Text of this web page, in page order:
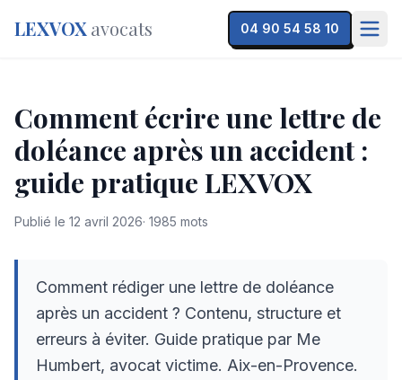
LEXVOX avocats 04 90 54 58 10
Comment écrire une lettre de
doléance après un accident :
guide pratique LEXVOX
Publié le 12 avril 2026· 1985 mots
Comment rédiger une lettre de doléance
après un accident ? Contenu, structure et
erreurs à éviter. Guide pratique par Me
Humbert, avocat victime. Aix-en-Provence.